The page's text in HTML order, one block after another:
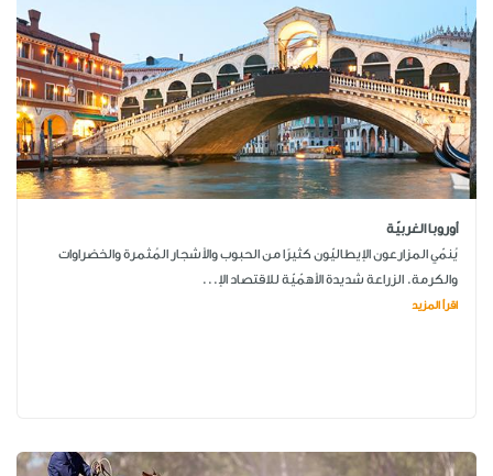
أوروبا الغربيّة
يُنمّي المزارعون الإيطاليّون كثيرًا من الحبوب والأشجار المُثمرة والخضراوات
والكرمة. الزراعة شديدة الأهمّيّة للاقتصاد الإ...
اقرأ المزيد